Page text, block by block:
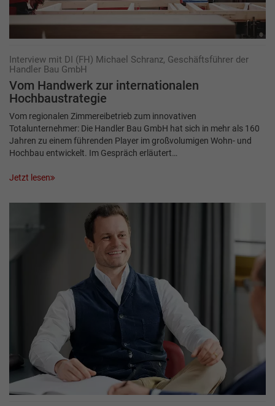
Interview mit DI (FH) Michael Schranz, Geschäftsführer der
Handler Bau GmbH
Vom Handwerk zur inter­nationalen
Hochbaustrategie
Vom regionalen Zimmereibetrieb zum innovativen
Totalunternehmer: Die Handler Bau GmbH hat sich in mehr als 160
Jahren zu einem führenden Player im großvolumigen Wohn- und
Hochbau entwickelt. Im Gespräch erläutert…
Jetzt lesen